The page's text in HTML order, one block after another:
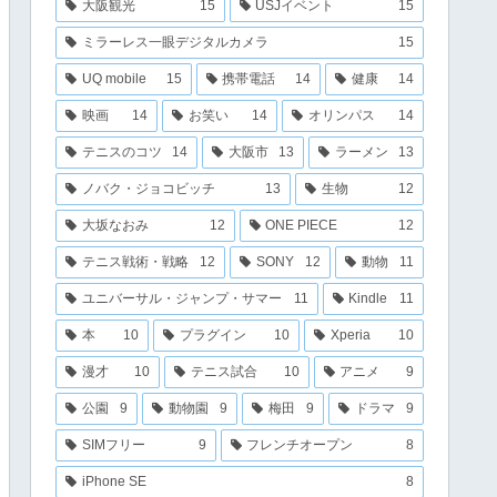
大阪観光 15 USJイベント 15
ミラーレス一眼デジタルカメラ 15
UQ mobile 15 携帯電話 14 健康 14
映画 14 お笑い 14 オリンパス 14
テニスのコツ 14 大阪市 13 ラーメン 13
ノバク・ジョコビッチ 13 生物 12
大坂なおみ 12 ONE PIECE 12
テニス戦術・戦略 12 SONY 12 動物 11
ユニバーサル・ジャンプ・サマー 11 Kindle 11
本 10 プラグイン 10 Xperia 10
漫才 10 テニス試合 10 アニメ 9
公園 9 動物園 9 梅田 9 ドラマ 9
SIMフリー 9 フレンチオープン 8
iPhone SE 8